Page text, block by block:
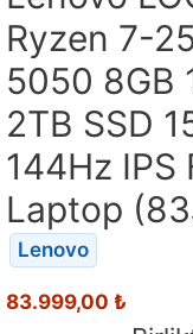
Ryzen 7-
5050 8GB
2TB SSD
144Hz IPS
Laptop
Lenovo
83.999,00 ₺